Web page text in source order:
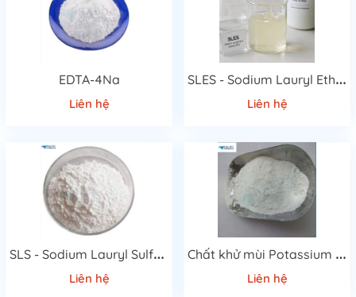
EDTA-4Na
Liên hệ
S
LES - Sodium Lauryl Ether Sulfate 70%
Liên hệ
S
LS - Sodium Lauryl Sulfate
Liên hệ
C
hất khử mùi Potassium monopersulfate Compound
Liên hệ